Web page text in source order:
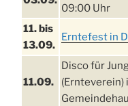
09:00 Uhr
11. bis
13.09.
Erntefest in
11.09.
Disco für